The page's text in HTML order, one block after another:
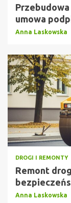
umowa
Anna Laskowska
DROGI I REMONTY
Remont
Anna Laskowska